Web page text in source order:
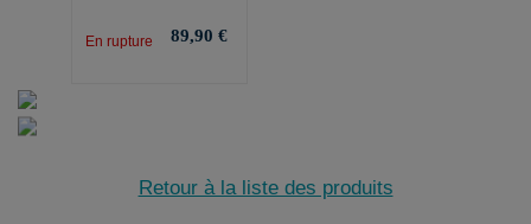
En rupture 89,90 €
Retour à la liste des produits